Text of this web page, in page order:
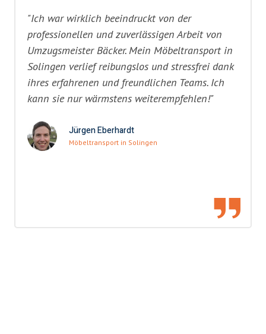
"Ich war wirklich beeindruckt von der
professionellen und zuverlässigen Arbeit von
Umzugsmeister Bäcker. Mein Möbeltransport in
Solingen verlief reibungslos und stressfrei dank
ihres erfahrenen und freundlichen Teams. Ich
kann sie nur wärmstens weiterempfehlen!"
Jürgen Eberhardt
Möbeltransport in Solingen